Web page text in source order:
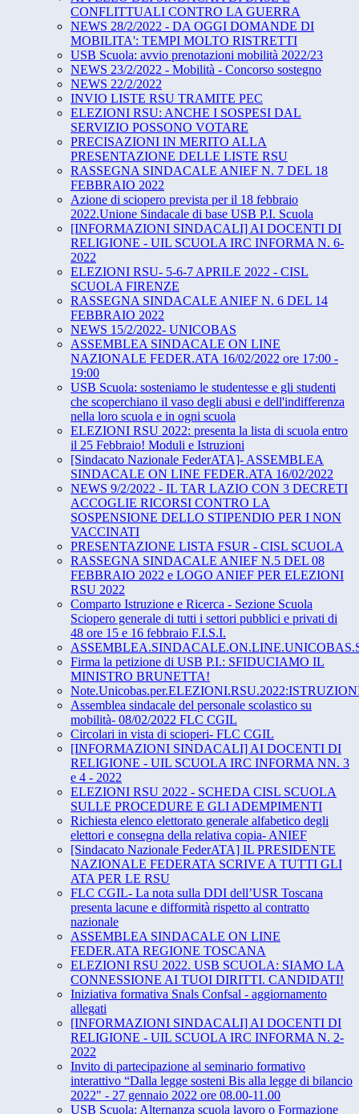
CONFLITTUALI CONTRO LA GUERRA
NEWS 28/2/2022 - DA OGGI DOMANDE DI
MOBILITA': TEMPI MOLTO RISTRETTI
USB Scuola: avvio prenotazioni mobilità 2022/23
NEWS 23/2/2022 - Mobilità - Concorso sostegno
NEWS 22/2/2022
INVIO LISTE RSU TRAMITE PEC
ELEZIONI RSU: ANCHE I SOSPESI DAL
SERVIZIO POSSONO VOTARE
PRECISAZIONI IN MERITO ALLA
PRESENTAZIONE DELLE LISTE RSU
RASSEGNA SINDACALE ANIEF N. 7 DEL 18
FEBBRAIO 2022
Azione di sciopero prevista per il 18 febbraio
2022.Unione Sindacale di base USB P.I. Scuola
[INFORMAZIONI SINDACALI] AI DOCENTI DI
RELIGIONE - UIL SCUOLA IRC INFORMA N. 6-
2022
ELEZIONI RSU- 5-6-7 APRILE 2022 - CISL
SCUOLA FIRENZE
RASSEGNA SINDACALE ANIEF N. 6 DEL 14
FEBBRAIO 2022
NEWS 15/2/2022- UNICOBAS
ASSEMBLEA SINDACALE ON LINE
NAZIONALE FEDER.ATA 16/02/2022 ore 17:00 -
19:00
USB Scuola: sosteniamo le studentesse e gli studenti
che scoperchiano il vaso degli abusi e dell'indifferenza
nella loro scuola e in ogni scuola
ELEZIONI RSU 2022: presenta la lista di scuola entro
il 25 Febbraio! Moduli e Istruzioni
[Sindacato Nazionale FederATA]- ASSEMBLEA
SINDACALE ON LINE FEDER.ATA 16/02/2022
NEWS 9/2/2022 - IL TAR LAZIO CON 3 DECRETI
ACCOGLIE RICORSI CONTRO LA
SOSPENSIONE DELLO STIPENDIO PER I NON
VACCINATI
PRESENTAZIONE LISTA FSUR - CISL SCUOLA
RASSEGNA SINDACALE ANIEF N.5 DEL 08
FEBBRAIO 2022 e LOGO ANIEF PER ELEZIONI
RSU 2022
Comparto Istruzione e Ricerca - Sezione Scuola
Sciopero generale di tutti i settori pubblici e privati di
48 ore 15 e 16 febbraio F.I.S.I.
Firma la petizione di USB P.I.: SFIDUCIAMO IL
MINISTRO BRUNETTA!
Assemblea sindacale del personale scolastico su
mobilità- 08/02/2022 FLC CGIL
Circolari in vista di scioperi- FLC CGIL
[INFORMAZIONI SINDACALI] AI DOCENTI DI
RELIGIONE - UIL SCUOLA IRC INFORMA NN. 3
e 4 - 2022
ELEZIONI RSU 2022 - SCHEDA CISL SCUOLA
SULLE PROCEDURE E GLI ADEMPIMENTI
Richiesta elenco elettorato generale alfabetico degli
elettori e consegna della relativa copia- ANIEF
[Sindacato Nazionale FederATA] IL PRESIDENTE
NAZIONALE FEDERATA SCRIVE A TUTTI GLI
ATA PER LE RSU
FLC CGIL- La nota sulla DDI dell’USR Toscana
presenta lacune e difformità rispetto al contratto
nazionale
ASSEMBLEA SINDACALE ON LINE
FEDER.ATA REGIONE TOSCANA
ELEZIONI RSU 2022. USB SCUOLA: SIAMO LA
CONNESSIONE AI TUOI DIRITTI. CANDIDATI!
Iniziativa formativa Snals Confsal - aggiornamento
allegati
[INFORMAZIONI SINDACALI] AI DOCENTI DI
RELIGIONE - UIL SCUOLA IRC INFORMA N. 2-
2022
Invito di partecipazione al seminario formativo
interattivo “​Dalla legge sosteni Bis alla legge di bilancio
2022" - 27 ​gennaio 2022​ ore ​08.00-11.00
USB Scuola: Alternanza scuola lavoro o Formazione